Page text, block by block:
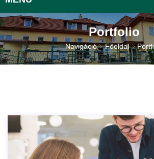
Portfolio
Navigáció Főoldal